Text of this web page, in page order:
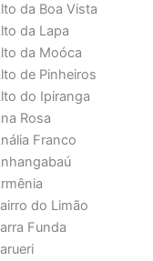
da Boa Vista
da Lapa
da Moóca
de Pinheiros
do Ipiranga
Rosa
Franco
do Limão
Funda